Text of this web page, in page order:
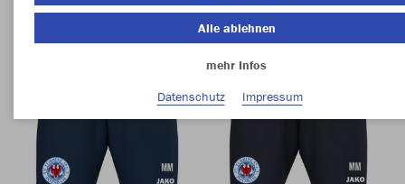
Alle ablehnen
mehr Infos
Datenschutz
Impressum